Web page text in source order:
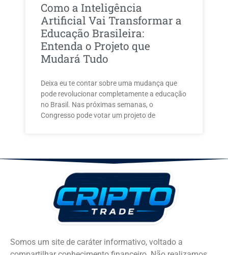
Como a Inteligência
Artificial Vai Transformar a
Educação Brasileira:
Entenda o Projeto que
Mudará Tudo
Deixa eu te contar sobre uma mudança que
pode revolucionar completamente a educação
no Brasil. Nas próximas semanas, o
Congresso pode votar um projeto de
Somos um site de caráter informativo, voltado a